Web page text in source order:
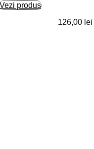
Vezi produs
126,00 lei